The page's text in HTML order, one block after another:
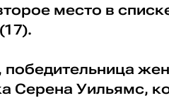
место в
Серена Уильямс,